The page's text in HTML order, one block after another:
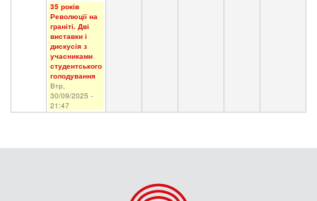
35 років
Революції на
граніті. Дві
виставки і
дискусія з
учасниками
студентського
голодування
Втр,
30/09/2025 -
21:47